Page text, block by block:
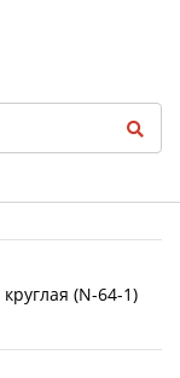
(N-64-1)